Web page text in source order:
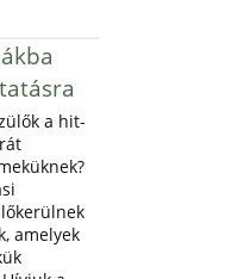
a hit-
amelyek